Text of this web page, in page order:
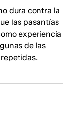
dura contra la
las pasantías
experiencia
de las